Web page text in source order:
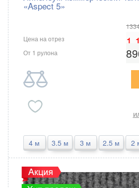
«Aspect 5»
Цена на отрез
От 1 рулона
1
4 м 3.5 м 3 м 2.5 м 2